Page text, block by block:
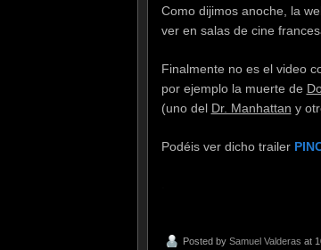
Como dijimos anoche, la
ver en salas de cine
Finalmente no es el video
por ejemplo la muerte de
(uno del Dr. Manhattan y
Podéis ver dicho trailer
Posted by Samuel Valderas at